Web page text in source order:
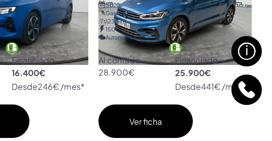
Financiado
16.400€
Desde246€ /mes*
2022
Gasolina
123.578
150
Automática
Al contado
28.900€
Financiado
25.900€
Desde441€ /mes*
Ver ficha